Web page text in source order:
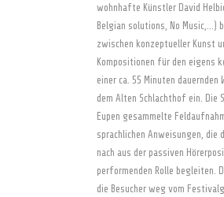
wohnhafte Künstler David
Belgian solutions, No Music,…)
zwischen konzeptueller Kunst
Kompositionen für den eigens
einer ca. 55 Minuten dauernden
dem Alten Schlachthof ein. Die
Eupen gesammelte
sprachlichen Anweisungen, die
nach aus der passiven
performenden Rolle begleiten.
die Besucher weg vom